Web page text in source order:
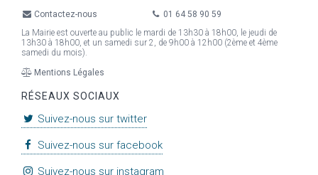
Contactez-nous
01 64 58 90 59
La Mairie est ouverte au public le mardi de 13h30 à 18h00, le jeudi de
13h30 à 18h00, et un samedi sur 2, de 9h00 à 12h00 (2ème et 4ème
samedi du mois).
Mentions Légales
RÉSEAUX SOCIAUX
Suivez-nous sur twitter
Suivez-nous sur facebook
Suivez-nous sur instagram